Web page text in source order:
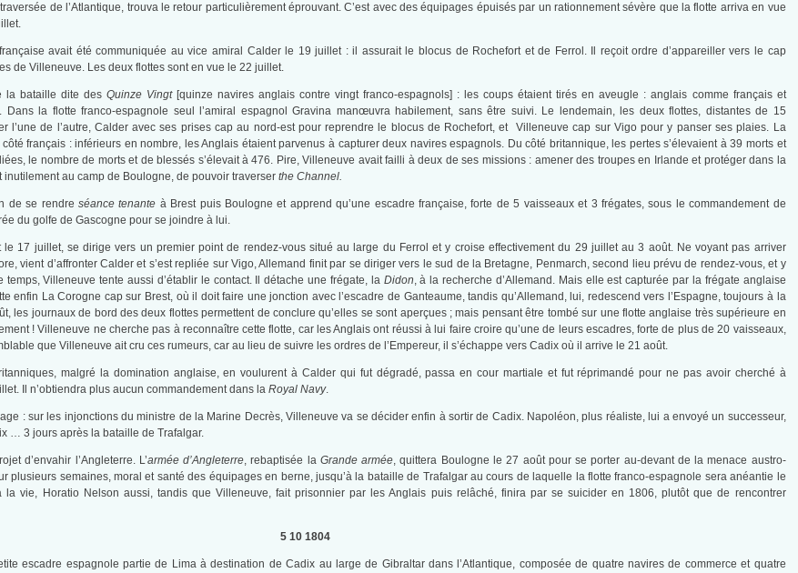
de l’Atlantique, trouva le retour particulièrement éprouvant. C’est avec des équipages épuisés par un rationnement sévère que la flotte arriva en vue
avait été communiquée au vice amiral Calder le 19 juillet : il assurait le blocus de Rochefort et de Ferrol. Il reçoit ordre d’appareiller vers le cap
de Villeneuve. Les deux flottes sont en vue le 22 juillet.
la bataille dite desQuinze Vingt[quinze navires anglais contre vingt franco-espagnols] : les coups étaient tirés en aveugle : anglais comme français et
Dans la flotte franco-espagnole seul l’amiral espagnol Gravina manœuvra habilement, sans être suivi. Le lendemain, les deux flottes, distantes de 15
l’une de l’autre, Calder avec ses prises cap au nord-est pour reprendre le blocus de Rochefort, et Villeneuve cap sur Vigo pour y panser ses plaies. La
français : inférieurs en nombre, les Anglais étaient parvenus à capturer deux navires espagnols. Du côté britannique, les pertes s’élevaient à 39 morts et
le nombre de morts et de blessés s’élevait à 476. Pire, Villeneuve avait failli à deux de ses missions : amener des troupes en Irlande et protéger dans la
au camp de Boulogne, de pouvoir traverser the Channel.
de se rendre séance tenante à Brest puis Boulogne et apprend qu’une escadre française, forte de 5 vaisseaux et 3 frégates, sous le commandement de
du golfe de Gascogne pour se joindre à lui.
le 17 juillet, se dirige vers un premier point de rendez-vous situé au large du Ferrol et y croise effectivement du 29 juillet au 3 août. Ne voyant pas arriver
vient d’affronter Calder et s’est repliée sur Vigo, Allemand finit par se diriger vers le sud de la Bretagne, Penmarch, second lieu prévu de rendez-vous, et y
Villeneuve tente aussi d’établir le contact. Il détache une frégate, la Didon, à la recherche d’Allemand. Mais elle est capturée par la frégate anglaise
enfin La Corogne cap sur Brest, où il doit faire une jonction avec l’escadre de Ganteaume, tandis qu’Allemand, lui, redescend vers l’Espagne, toujours à la
les journaux de bord des deux flottes permettent de conclure qu’elles se sont aperçues ; mais pensant être tombé sur une flotte anglaise très supérieure en
! Villeneuve ne cherche pas à reconnaître cette flotte, car les Anglais ont réussi à lui faire croire qu’une de leurs escadres, forte de plus de 20 vaisseaux,
que Villeneuve ait cru ces rumeurs, car au lieu de suivre les ordres de l’Empereur, il s’échappe vers Cadix où il arrive le 21 août.
malgré la domination anglaise, en voulurent à Calder qui fut dégradé, passa en cour martiale et fut réprimandé pour ne pas avoir cherché à
Il n’obtiendra plus aucun commandement dans la Royal Navy.
: sur les injonctions du ministre de la Marine Decrès, Villeneuve va se décider enfin à sortir de Cadix. Napoléon, plus réaliste, lui a envoyé un successeur,
… 3 jours après la bataille de Trafalgar.
d’envahir l’Angleterre. L’armée d’Angleterre, rebaptisée la Grande armée, quittera Boulogne le 27 août pour se porter au-devant de la menace austro-
plusieurs semaines, moral et santé des équipages en berne, jusqu’à la bataille de Trafalgar au cours de laquelle la flotte franco-espagnole sera anéantie le
la vie, Horatio Nelson aussi, tandis que Villeneuve, fait prisonnier par les Anglais puis relâché, finira par se suicider en 1806, plutôt que de rencontrer
5 10 1804
escadre espagnole partie de Lima à destination de Cadix au large de Gibraltar dans l’Atlantique, composée de quatre navires de commerce et quatre